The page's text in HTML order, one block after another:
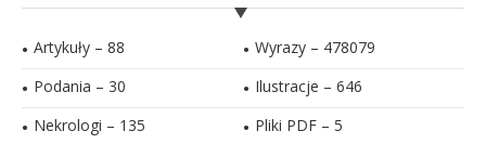
Artykuły – 88
Podania – 30
Nekrologi – 135
Wyrazy – 478079
Ilustracje – 646
Pliki PDF – 5